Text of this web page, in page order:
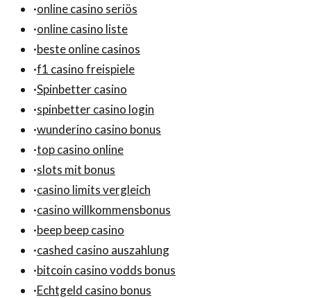
·online casino seriös
·online casino liste
·beste online casinos
·f1 casino freispiele
·Spinbetter casino
·spinbetter casino login
·wunderino casino bonus
·top casino online
·slots mit bonus
·casino limits vergleich
·casino willkommensbonus
·beep beep casino
·cashed casino auszahlung
·bitcoin casino vodds bonus
·Echtgeld casino bonus